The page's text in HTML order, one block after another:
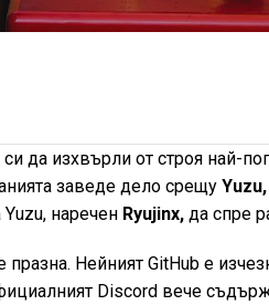
да изхвърли от строя най-
заведе дело срещу Yuzu,
наречен Ryujinx,да спре
празна. Нейният GitHub е
Discord вече